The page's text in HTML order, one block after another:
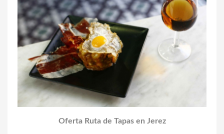
Oferta Ruta de Tapas en Jerez